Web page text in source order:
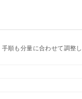
順も分量に合わせて調整し